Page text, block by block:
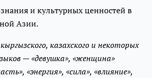
и культурных ценностей в
Азии.
казахского и некоторых
— «девушка», «женщина»
«энергия», «сила», «влияние»,